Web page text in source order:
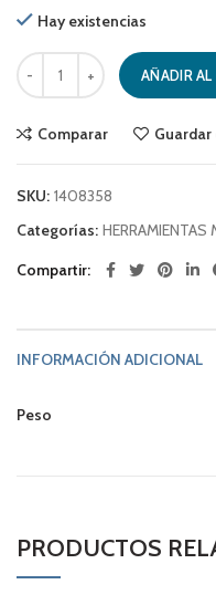
Hay existencias
DADO STANLEY 3/4 X 1 5/8
AÑADIR
Comparar
SKU: 1408358
Categorías: HERRAMIENTAS
Compartir
INFORMACIÓN ADICIONAL
Peso
PRODUCTOS